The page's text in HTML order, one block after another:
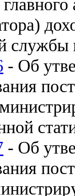
службы
- Об
- Об